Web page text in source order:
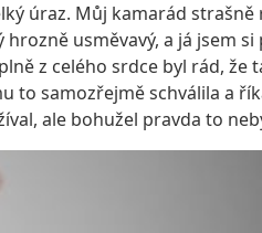
úraz. Můj kamarád
usměvavý, a já jsem
z celého srdce byl rád, že
to samozřejmě schválila a
ale bohužel pravda to